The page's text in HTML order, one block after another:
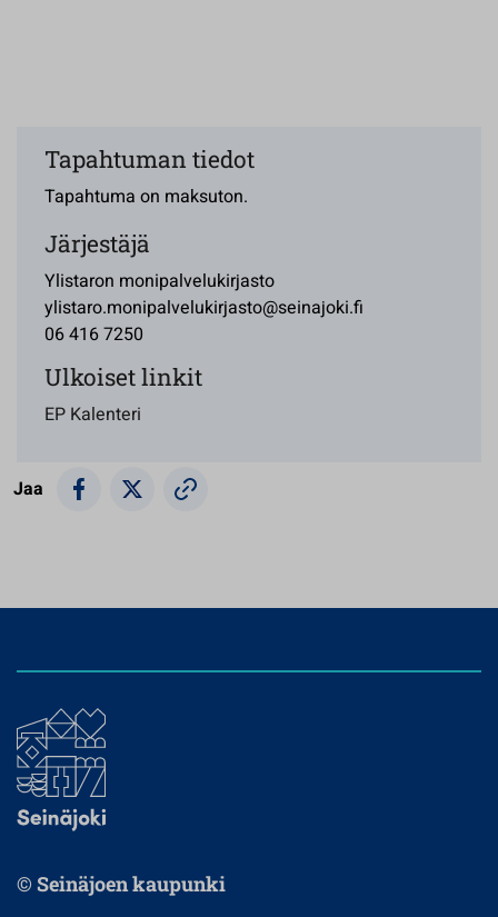
Tapahtuman tiedot
Tapahtuma on maksuton.
Järjestäjä
Ylistaron monipalvelukirjasto
ylistaro.monipalvelukirjasto@seinajoki.fi
06 416 7250
Ulkoiset linkit
EP Kalenteri
Jaa
© Seinäjoen kaupunki